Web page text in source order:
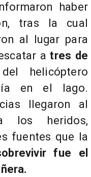
haber
tras la cual
al lugar para
atres de
helicóptero
en el lago.
llegaron al
los heridos,
fuentes que la
fue el